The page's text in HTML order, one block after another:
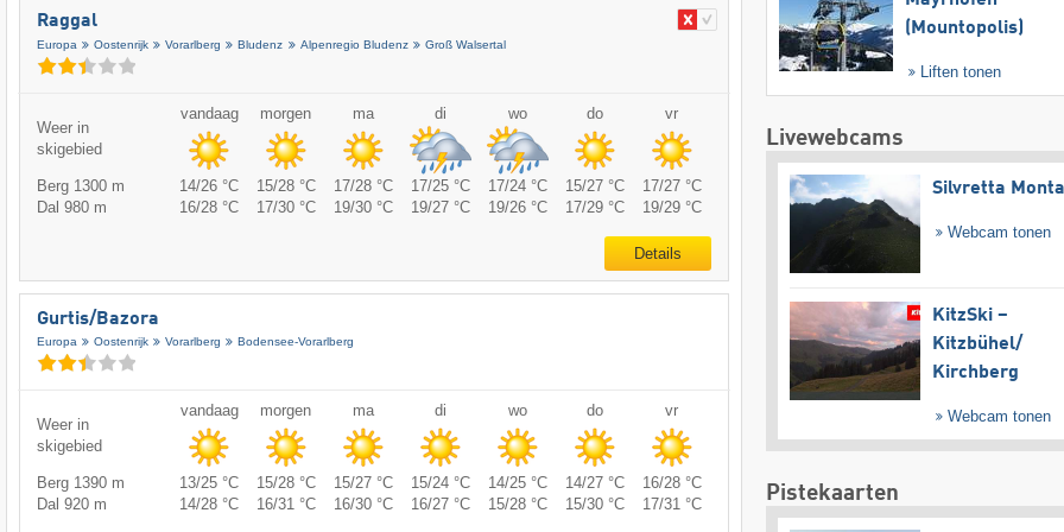
Raggal
Europa Oostenrijk Vorarlberg Bludenz Alpenregio Bludenz Groß Walsertal
Weer in
skigebied
vandaag morgen ma di wo do vr
Berg 1300 m 14/26 °C 15/28 °C 17/28 °C 17/25 °C 17/24 °C 15/27 °C
17/27 °C
Dal 980 m
16/28 °C 17/30 °C 19/30 °C 19/27 °C 19/26 °C 17/29 °C 19/29 °C
Details
Gurtis/​Bazora
Europa Oostenrijk Vorarlberg Bodensee-Vorarlberg
Weer in
skigebied
vandaag morgen ma di wo do vr
Berg 1390 m 13/25 °C 15/28 °C 15/27 °C 15/24 °C 14/25 °C 14/27 °C
16/28 °C
Dal 920 m
14/28 °C 16/31 °C 16/30 °C 16/27 °C 15/28 °C 15/30 °C 17/31 °C
(Mountopolis)
Liften tonen
Livewebcams
Silvretta
Webcam tonen
KitzSki –
Kitzbühel/​
Kirchberg
Webcam tonen
Pistekaarten